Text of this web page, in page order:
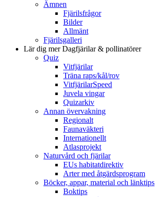
Ämnen
Fjärilsfrågor
Bilder
Allmänt
Fjärilsgalleri
Lär dig merDagfjärilar & pollinatörer
Quiz
Vitfjärilar
Träna raps/kål/rov
VitfjärilarSpeed
Juvela vingar
Quizarkiv
Annan övervakning
Regionalt
Faunaväkteri
Internationellt
Atlasprojekt
Naturvård och fjärilar
EUs habitatdirektiv
Arter med åtgärdsprogram
Böcker, appar, material och länktips
Boktips